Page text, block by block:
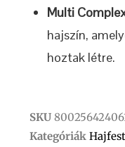
Multi
hajszín,
hoztak létre.
SKU
Kategóriák